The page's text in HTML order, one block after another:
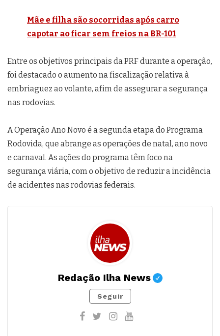
Mãe e filha são socorridas após carro
capotar ao ficar sem freios na BR-101
Entre os objetivos principais da PRF durante a operação,
foi destacado o aumento na fiscalização relativa à
embriaguez ao volante, afim de assegurar a segurança
nas rodovias.
A Operação Ano Novo é a segunda etapa do Programa
Rodovida, que abrange as operações de natal, ano novo
e carnaval. As ações do programa têm foco na
segurança viária, com o objetivo de reduzir a incidência
de acidentes nas rodovias federais.
Redação Ilha News
Seguir